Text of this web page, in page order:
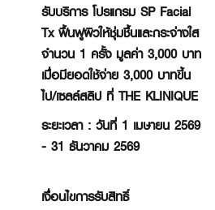
รับบริการ โปรแกรม SP Facial
Tx ฟื้นฟูผิวให้ชุ่มชื้นและกระจ่างใส
จำนวน 1 ครั้ง มูลค่า 3,000 บาท
เมื่อมียอดใช้จ่าย 3,000 บาทขึ้น
ไป/เซลล์สลิป ที่ THE KLINIQUE
ระยะเวลา : วันที่ 1 เมษายน 2569
- 31 ธันวาคม 2569
เงื่อนไขการรับสิทธิ์